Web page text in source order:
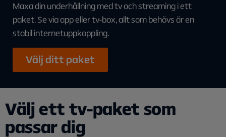
Maxa din underhållning med tv och streaming i ett
paket. Se via app eller tv-box, allt som behövs är en
stabil internetuppkoppling.
Välj ditt paket
Välj ett tv-paket som
passar dig